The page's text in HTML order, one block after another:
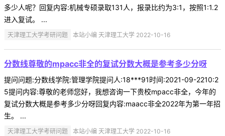
多少人呢？回复内容:机械专硕录取131人，报录比约为3:1，按照1:1.2
进入复试。 ...
天津理工大学考研问题 本站小编 天津理工大学 2022-10-16
分数线尊敬的mpacc非全的复试分数大概是参考多少分呀
提问问题:分数线学院:管理学院提问人:18***91时间:2021-09-2210:2
5提问内容:尊敬的老师您好，我想咨询一下贵校mpacc非全，今年的
复试分数大概是参考多少分呀回复内容:maacc非全2022年为第一年招
生。 ...
天津理工大学考研问题 本站小编 天津理工大学 2022-10-16